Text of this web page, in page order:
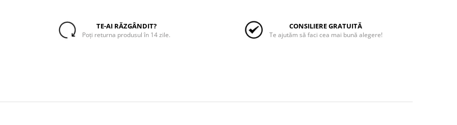
TE-AI RĂZGÂNDIT?
Poți returna produsul în 14 zile.
CONSILIERE GRATUITĂ
Te ajutăm să faci cea mai bună alegere!